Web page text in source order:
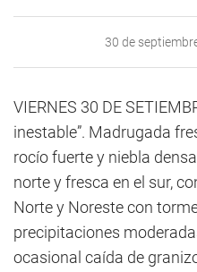
30 de
VIERNES 30 DE
inestable”. Madrugada
rocío fuerte y niebla
norte y fresca en el sur,
Norte y Noreste con
precipitaciones
ocasional caída de